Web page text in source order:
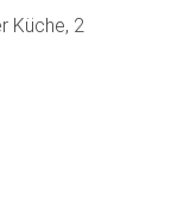
Küche, 2